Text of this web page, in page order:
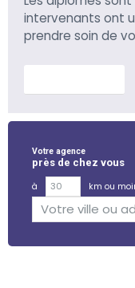
intervenants ont
prendre soin de
Votre agence
près de chez vous
à
km ou